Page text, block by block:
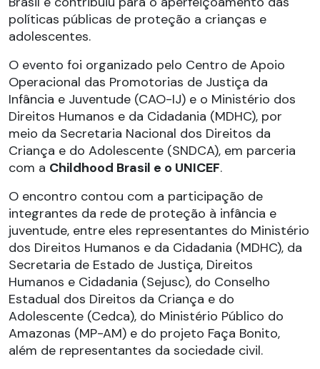
políticas públicas de proteção a crianças e
adolescentes.
O evento foi organizado pelo Centro de Apoio
Operacional das Promotorias de Justiça da
Infância e Juventude (CAO-IJ) e o Ministério dos
Direitos Humanos e da Cidadania (MDHC), por
meio da Secretaria Nacional dos Direitos da
Criança e do Adolescente (SNDCA), em parceria
com a Childhood Brasil e o UNICEF.
O encontro contou com a participação de
integrantes da rede de proteção à infância e
juventude, entre eles representantes do Ministério
dos Direitos Humanos e da Cidadania (MDHC), da
Secretaria de Estado de Justiça, Direitos
Humanos e Cidadania (Sejusc), do Conselho
Estadual dos Direitos da Criança e do
Adolescente (Cedca), do Ministério Público do
Amazonas (MP-AM) e do projeto Faça Bonito,
além de representantes da sociedade civil.